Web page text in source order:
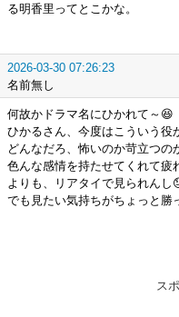
る明香里ってとこかな。
2026-03-30 07:26:23
名前無し
何故かドラマ名にひかれて～😆
ひかるさん、今度はこういう役
どんなだろ、怖いのか苛立つの
色んな感情を持たせてくれて
よりも、リアタイで見られんし
でも見たい気持ちがちょっと勝
ス